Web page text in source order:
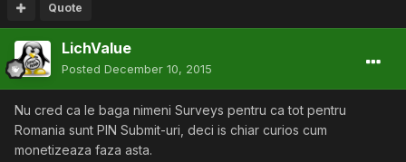
Quote
LichValue
Posted December 10, 2015
Nu cred ca le baga nimeni Surveys pentru ca tot pentru
Romania sunt PIN Submit-uri, deci is chiar curios cum
monetizeaza faza asta.